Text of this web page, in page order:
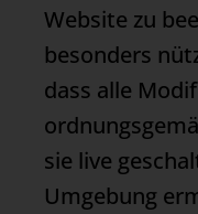
Website zu
besonders
dass alle
sie live
Umgebung